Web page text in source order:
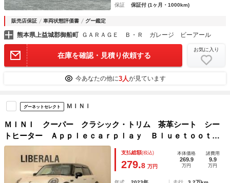
保証
保証付 (1ヶ月・1000km)
販売店保証 車両状態評価書 グー鑑定
熊本県上益城郡御船町 ＧＡＲＡＧＥ Ｂ・Ｒ ガレージ ビーアール
在庫を確認・見積り依頼する
お気に入り
今あなたの他に3人が見ています
グーネットセレクト ＭＩＮＩ
ＭＩＮＩ クーパー クラシック・トリム 茶革シート シー
トヒーター Ａｐｐｌｅｃａｒｐｌａｙ Ｂｌｕｅｔｏｏｔ
ｈ ＡＣＣ ドライビングモード 前後ドラレコ アイドリン
グストップ ＬＥＤヘッドライト ＵＫテール 純正１６イン
チアルミ ＥＴＣ
支払総額(税込)
279.8 万円
本体価格
269.9
万円
諸費用
9.9
万円